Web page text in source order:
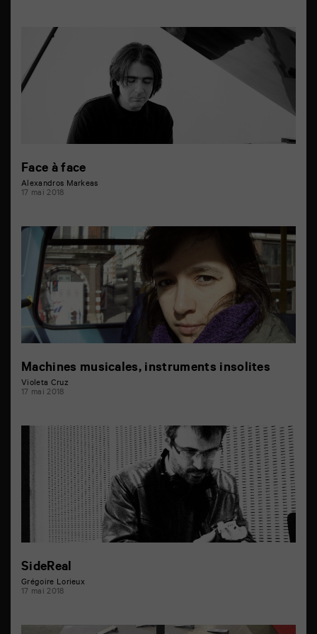
Face à face
Alexandros Markeas
17 mai 2018
Machines musicales, instruments insolites
Violeta Cruz
17 mai 2018
SideReal
Grégoire Lorieux
17 mai 2018